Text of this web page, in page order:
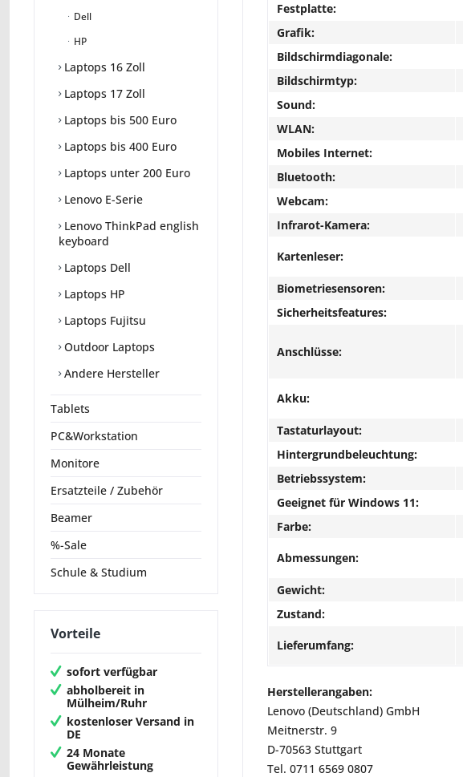
Dell
HP
Laptops 16 Zoll
Laptops 17 Zoll
Laptops bis 500 Euro
Laptops bis 400 Euro
Laptops unter 200 Euro
Lenovo E-Serie
Lenovo ThinkPad english
keyboard
Laptops Dell
Laptops HP
Laptops Fujitsu
Outdoor Laptops
Andere Hersteller
Tablets
PC&Workstation
Monitore
Ersatzteile / Zubehör
Beamer
%-Sale
Schule & Studium
Vorteile
sofort verfügbar
abholbereit in
Mülheim/Ruhr
kostenloser Versand in
DE
24 Monate
Gewährleistung
Festplatte:
Grafik:
Bildschirmdiagonale:
Bildschirmtyp:
Sound:
WLAN:
Mobiles Internet:
Bluetooth:
Webcam:
Infrarot-Kamera:
Kartenleser:
Biometriesensoren:
Sicherheitsfeatures:
Anschlüsse:
Akku:
Tastaturlayout:
Hintergrundbeleuchtung:
Betriebssystem:
Geeignet für Windows 11:
Farbe:
Abmessungen:
Gewicht:
Zustand:
Lieferumfang:
Herstellerangaben:
Lenovo (Deutschland) GmbH
Meitnerstr. 9
D-70563 Stuttgart
Tel. 0711 6569 0807